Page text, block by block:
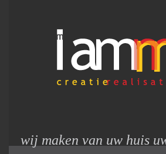
wij maken van uw huis